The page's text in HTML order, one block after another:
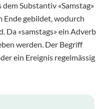
Substantiv «Samstag»
Ende gebildet, wodurch
Da «samstags» ein Adverb
werden. Der Begriff
ein Ereignis regelmässig